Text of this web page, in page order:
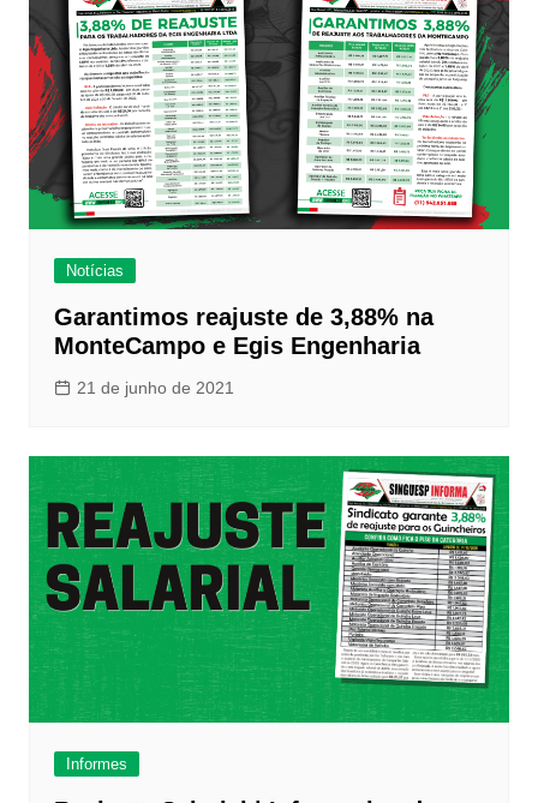
Notícias
Garantimos reajuste de 3,88% na
MonteCampo e Egis Engenharia
21 de junho de 2021
Informes